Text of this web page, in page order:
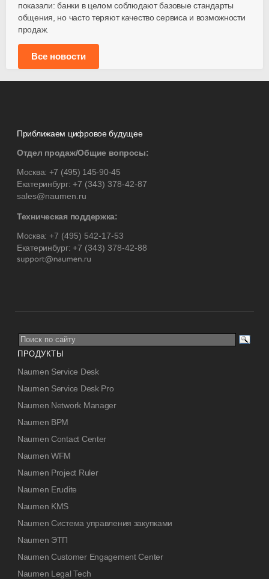
показали: банки в целом соблюдают базовые стандарты
общения, но часто теряют качество сервиса и возможности
продаж.
Все новости
Приближаем цифровое будущее
Отдел продаж/Общие вопросы:
Москва: +7 (495) 145-90-45
Екатеринбург:+7 (343) 378-42-87
sales@naumen.ru
Техническая поддержка:
Москва: +7 (495) 542-17-53
Екатеринбург:+7 (343) 378-42-88
ПРОДУКТЫ
Naumen Service Desk
Naumen Service Desk Pro
Naumen Network Manager
Naumen BPM
Naumen Contact Center
Naumen WFM
Naumen Project Ruler
Naumen Erudite
Naumen KMS
Naumen Система управления закупками
Naumen ЭТП
Naumen Customer Engagement Center
Naumen Legal Tech